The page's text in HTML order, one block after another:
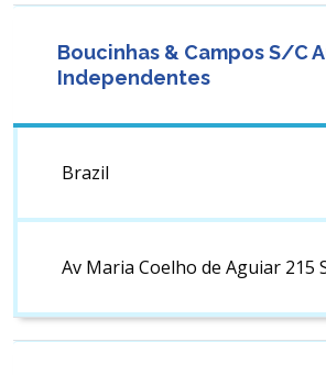
Boucinhas & Campos S/C
Independentes
Brazil
Av Maria Coelho de Aguiar 215